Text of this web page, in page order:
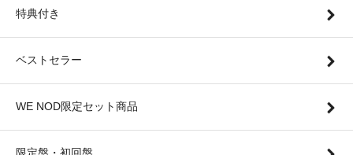
特典付き
ベストセラー
WE NOD限定セット商品